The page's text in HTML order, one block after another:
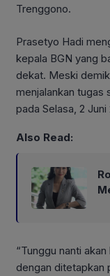
Trenggono.
Prasetyo Hadi
kepala BGN yang
dekat. Meski
menjalankan tugas
pada Selasa, 2 Juni
Also Read:
“Tunggu nanti
dengan ditetapkan